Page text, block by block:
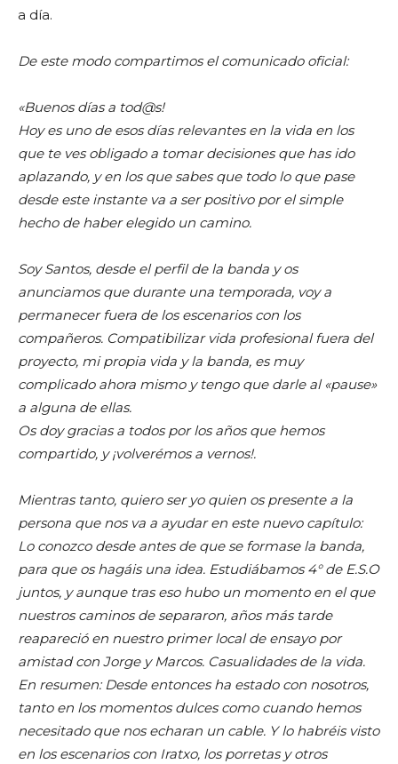
a día.
De este modo compartimos el comunicado oficial:
«Buenos días a tod@s!
Hoy es uno de esos días relevantes en la vida en los
que te ves obligado a tomar decisiones que has ido
aplazando, y en los que sabes que todo lo que pase
desde este instante va a ser positivo por el simple
hecho de haber elegido un camino.
Soy Santos, desde el perfil de la banda y os
anunciamos que durante una temporada, voy a
permanecer fuera de los escenarios con los
compañeros. Compatibilizar vida profesional fuera del
proyecto, mi propia vida y la banda, es muy
complicado ahora mismo y tengo que darle al «pause»
a alguna de ellas.
Os doy gracias a todos por los años que hemos
compartido, y ¡volverémos a vernos!.
Mientras tanto, quiero ser yo quien os presente a la
persona que nos va a ayudar en este nuevo capítulo:
Lo conozco desde antes de que se formase la banda,
para que os hagáis una idea. Estudiábamos 4° de E.S.O
juntos, y aunque tras eso hubo un momento en el que
nuestros caminos de separaron, años más tarde
reapareció en nuestro primer local de ensayo por
amistad con Jorge y Marcos. Casualidades de la vida.
En resumen: Desde entonces ha estado con nosotros,
tanto en los momentos dulces como cuando hemos
necesitado que nos echaran un cable. Y lo habréis visto
en los escenarios con Iratxo, los porretas y otros